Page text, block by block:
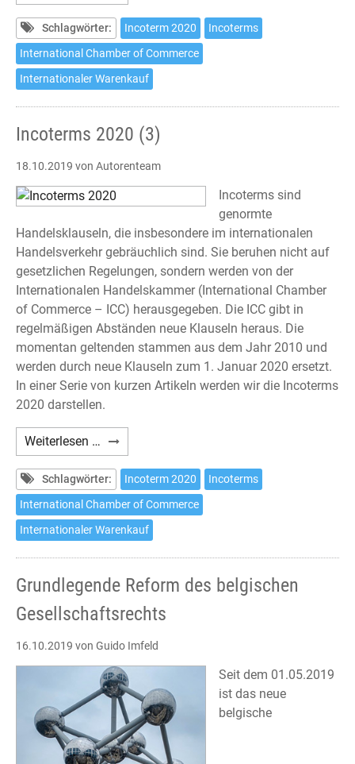
2020
(4)
Schlagwörter: Incoterm 2020
Incoterms
International Chamber of Commerce
Internationaler Warenkauf
Incoterms 2020 (3)
18.10.2019 von Autorenteam
Incoterms sind
genormte
Handelsklauseln, die insbesondere im internationalen
Handelsverkehr gebräuchlich sind. Sie beruhen nicht auf
gesetzlichen Regelungen, sondern werden von der
Internationalen Handelskammer (International Chamber
of Commerce – ICC) herausgegeben. Die ICC gibt in
regelmäßigen Abständen neue Klauseln heraus. Die
momentan geltenden stammen aus dem Jahr 2010 und
werden durch neue Klauseln zum 1. Januar 2020 ersetzt.
In einer Serie von kurzen Artikeln werden wir die Incoterms
2020 darstellen.
Weiterlesen … Incoterms
2020
(3)
Schlagwörter: Incoterm 2020
Incoterms
International Chamber of Commerce
Internationaler Warenkauf
Grundlegende Reform des belgischen
Gesellschaftsrechts
16.10.2019 von Guido Imfeld
Seit dem 01.05.2019
ist das neue
belgische